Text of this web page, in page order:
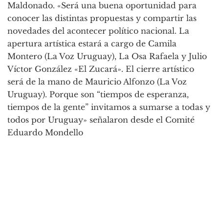
Maldonado. «Será una buena oportunidad para
conocer las distintas propuestas y compartir las
novedades del acontecer político nacional. La
apertura artística estará a cargo de Camila
Montero (La Voz Uruguay), La Osa Rafaela y Julio
Víctor González «El Zucará». El cierre artístico
será de la mano de Mauricio Alfonzo (La Voz
Uruguay). Porque son “tiempos de esperanza,
tiempos de la gente” invitamos a sumarse a todas y
todos por Uruguay» señalaron desde el Comité
Eduardo Mondello